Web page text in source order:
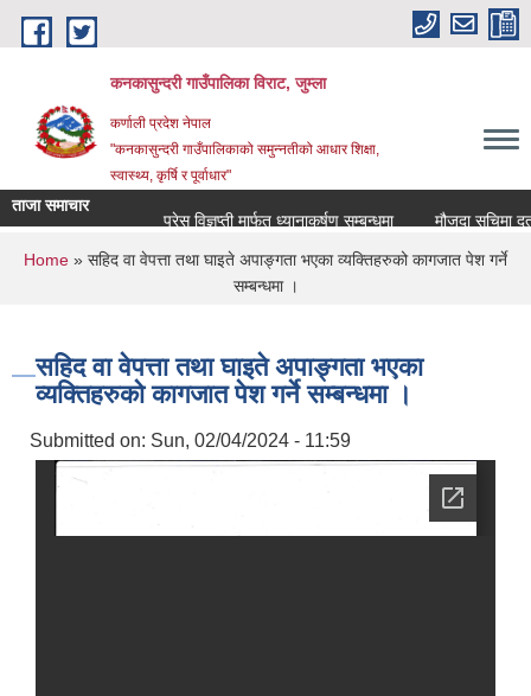
Skip to main content
कनकासुन्दरी गाउँपालिका विराट, जुम्ला
कर्णाली प्रदेश नेपाल
"कनकासुन्दरी गाउँपालिकाको समुन्नतीको आधार शिक्षा,
स्वास्थ्य, कृर्षि र पूर्वाधार"
ताजा समाचार
प्रेस विज्ञप्ती मार्फत ध्यानाकर्षण सम्बन्धमा
मौजुदा सुचिमा दर्ता
You are here
Home » सहिद वा वेपत्ता तथा घाइते अपाङ्गता भएका व्यक्तिहरुको कागजात पेश गर्ने
सम्बन्धमा ।
सहिद वा वेपत्ता तथा घाइते अपाङ्गता भएका
व्यक्तिहरुको कागजात पेश गर्ने सम्बन्धमा ।
Submitted on: Sun, 02/04/2024 - 11:59